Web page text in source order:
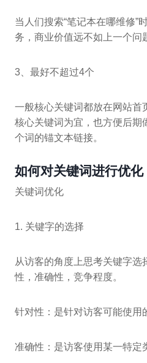
当人们搜索“笔记本在哪维修”
务，商业价值远不如上一个问
3、最好不超过4个
一般核心关键词都放在网站
核心关键词为宜，也方便后期
个词的锚文本链接。
如何对关键词进行优化
关键词优化
1. 关键字的选择
从访客的角度上思考关键字
性，准确性，竞争程度。
针对性：是针对访客可能使用
准确性：是访客使用某一特定